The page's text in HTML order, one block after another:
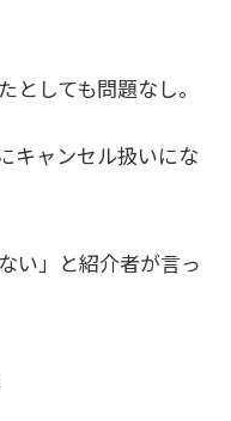
しても問題なし。
キャンセル扱いにな
い」と紹介者が言っ